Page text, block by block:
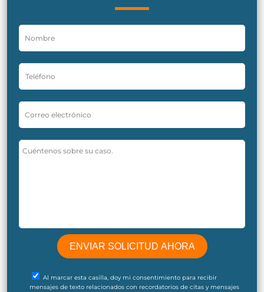
Al marcar esta casilla, doy mi consentimiento para recibir
mensajes de texto relacionados con recordatorios de citas y mensajes